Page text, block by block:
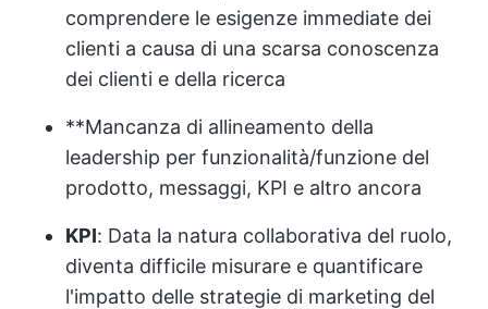
comprendere le esigenze immediate dei
clienti a causa di una scarsa conoscenza
dei clienti e della ricerca
**Mancanza di allineamento della
leadership per funzionalità/funzione del
prodotto, messaggi, KPI e altro ancora
KPI: Data la natura collaborativa del ruolo,
diventa difficile misurare e quantificare
l'impatto delle strategie di marketing del